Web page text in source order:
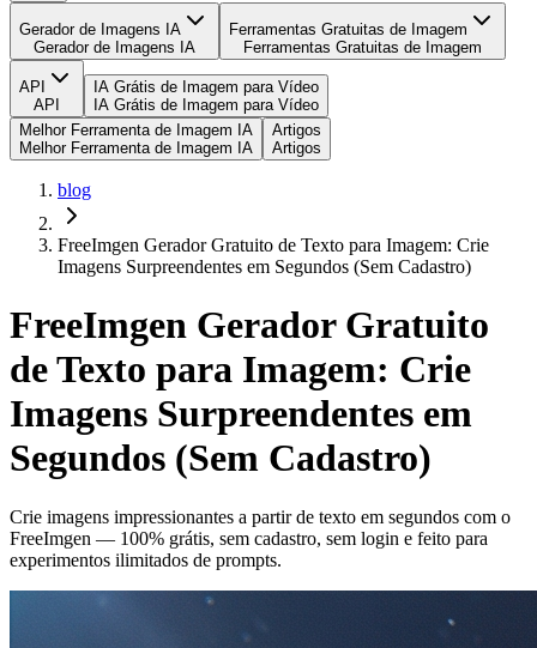
Gerador de Imagens IA
Gerador de Imagens IA
Ferramentas Gratuitas de Imagem
Ferramentas Gratuitas de Imagem
API
API
IA Grátis de Imagem para Vídeo
IA Grátis de Imagem para Vídeo
Melhor Ferramenta de Imagem IA
Melhor Ferramenta de Imagem IA
Artigos
Artigos
blog
FreeImgen Gerador Gratuito de Texto para Imagem: Crie
Imagens Surpreendentes em Segundos (Sem Cadastro)
FreeImgen Gerador Gratuito
de Texto para Imagem: Crie
Imagens Surpreendentes em
Segundos (Sem Cadastro)
Crie imagens impressionantes a partir de texto em segundos com o
FreeImgen — 100% grátis, sem cadastro, sem login e feito para
experimentos ilimitados de prompts.